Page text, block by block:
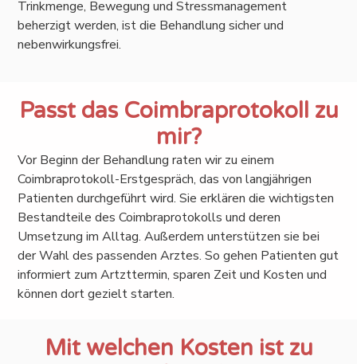
Trinkmenge, Bewegung und Stressmanagement
beherzigt werden, ist die Behandlung sicher und
nebenwirkungsfrei.
Passt das Coimbraprotokoll zu
mir?
Vor Beginn der Behandlung raten wir zu einem
Coimbraprotokoll-Erstgespräch, das von langjährigen
Patienten durchgeführt wird. Sie erklären die wichtigsten
Bestandteile des Coimbraprotokolls und deren
Umsetzung im Alltag. Außerdem unterstützen sie bei
der Wahl des passenden Arztes. So gehen Patienten gut
informiert zum Artzttermin, sparen Zeit und Kosten und
können dort gezielt starten.
Mit welchen Kosten ist zu